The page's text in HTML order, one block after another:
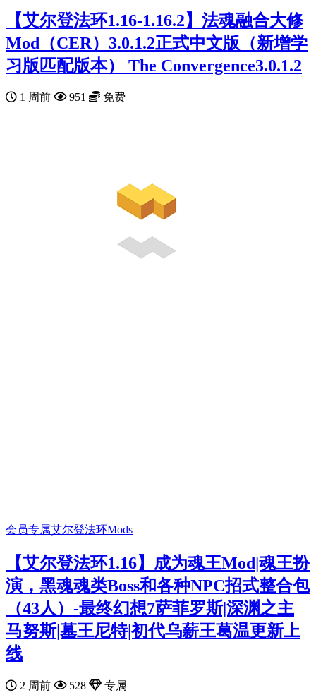
【艾尔登法环1.16-1.16.2】法魂融合大修
Mod（CER）3.0.1.2正式中文版（新增学
习版匹配版本） The Convergence3.0.1.2
1 周前 951 免费
会员专属艾尔登法环Mods
【艾尔登法环1.16】成为魂王Mod|魂王扮
演，黑魂魂类Boss和各种NPC招式整合包
（43人）-最终幻想7‌萨菲罗斯|深渊之主
马努斯|墓王尼特|初代乌薪王葛温更新上
线
2 周前 528 专属